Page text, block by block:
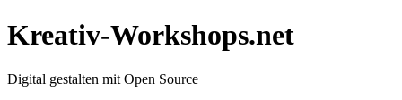
Kreativ-Workshops.net
Digital gestalten mit Open Source